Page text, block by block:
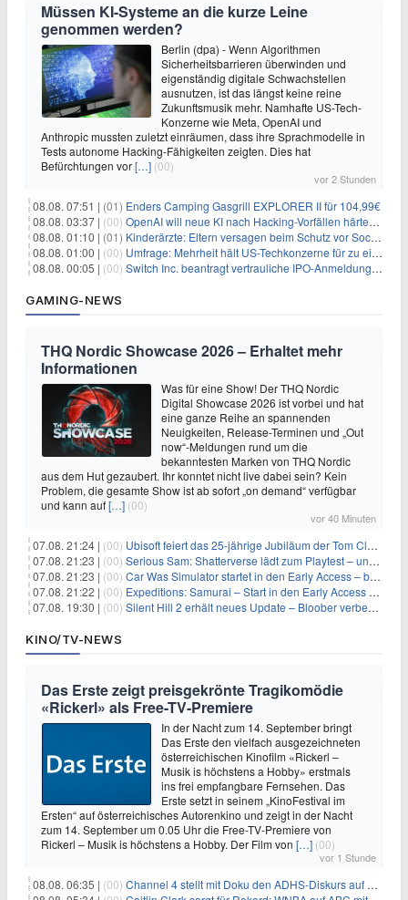
Müssen KI-Systeme an die kurze Leine
genommen werden?
Berlin (dpa) - Wenn Algorithmen
Sicherheitsbarrieren überwinden und
eigenständig digitale Schwachstellen
ausnutzen, ist das längst keine reine
Zukunftsmusik mehr. Namhafte US-Tech-
Konzerne wie Meta, OpenAI und
Anthropic mussten zuletzt einräumen, dass ihre Sprachmodelle in
Tests autonome Hacking-Fähigkeiten zeigten. Dies hat
Befürchtungen vor[…] (00)
vor 2 Stunden
08.08. 07:51 | (01) Enders Camping Gasgrill EXPLORER II für 104,99€
08.08. 03:37 | (00) OpenAI will neue KI nach Hacking-Vorfällen härter überwachen
08.08. 01:10 | (01) Kinderärzte: Eltern versagen beim Schutz vor Social Media
08.08. 01:00 | (00) Umfrage: Mehrheit hält US-Techkonzerne für zu einflussreich
08.08. 00:05 | (00) Switch Inc. beantragt vertrauliche IPO-Anmeldung im Zuge des AI-Booms
GAMING-NEWS
THQ Nordic Showcase 2026 – Erhaltet mehr
Informationen
Was für eine Show! Der THQ Nordic
Digital Showcase 2026 ist vorbei und hat
eine ganze Reihe an spannenden
Neuigkeiten, Release-Terminen und „Out
now“-Meldungen rund um die
bekanntesten Marken von THQ Nordic
aus dem Hut gezaubert. Ihr konntet nicht live dabei sein? Kein
Problem, die gesamte Show ist ab sofort „on demand“ verfügbar
und kann auf[…] (00)
vor 40 Minuten
07.08. 21:24 | (00) Ubisoft feiert das 25-jährige Jubiläum der Tom Clancy’s Ghost Recon-Reihe
07.08. 21:23 | (00) Serious Sam: Shatterverse lädt zum Playtest – und erscheint schon bald!
07.08. 21:23 | (00) Car Was Simulator startet in den Early Access – bald gehts los!
07.08. 21:22 | (00) Expeditions: Samurai – Start in den Early Access ab heute im feudalen Japan
07.08. 19:30 | (00) Silent Hill 2 erhält neues Update – Bloober verbessert Grafik und Performance
KINO/TV-NEWS
Das Erste zeigt preisgekrönte Tragikomödie
«Rickerl» als Free-TV-Premiere
In der Nacht zum 14. September bringt
Das Erste den vielfach ausgezeichneten
österreichischen Kinofilm «Rickerl –
Musik is höchstens a Hobby» erstmals
ins frei empfangbare Fernsehen. Das
Erste setzt in seinem „KinoFestival im
Ersten“ auf österreichisches Autorenkino und zeigt in der Nacht
zum 14. September um 0.05 Uhr die Free-TV-Premiere von
Rickerl – Musik is höchstens a Hobby. Der Film von […] (00)
vor 1 Stunde
08.08. 06:35 | (00) Channel 4 stellt mit Doku den ADHS-Diskurs auf den Prüfstand